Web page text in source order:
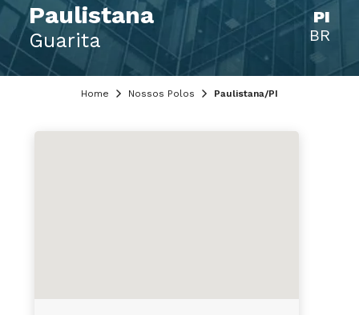
Paulistana
Guarita
PI
BR
Home Nossos Polos Paulistana/PI